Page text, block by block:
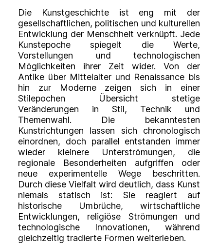
Die Kunstgeschichte ist eng mit der
gesellschaftlichen, politischen und kulturellen
Entwicklung der Menschheit verknüpft. Jede
Kunstepoche spiegelt die Werte,
Vorstellungen und technologischen
Möglichkeiten ihrer Zeit wider. Von der
Antike über Mittelalter und Renaissance bis
hin zur Moderne zeigen sich in einer
Stilepochen Übersicht stetige
Veränderungen in Stil, Technik und
Themenwahl. Die bekanntesten
Kunstrichtungen lassen sich chronologisch
einordnen, doch parallel entstanden immer
wieder kleinere Unterströmungen, die
regionale Besonderheiten aufgriffen oder
neue experimentelle Wege beschritten.
Durch diese Vielfalt wird deutlich, dass Kunst
niemals statisch ist: Sie reagiert auf
historische Umbrüche, wirtschaftliche
Entwicklungen, religiöse Strömungen und
technologische Innovationen, während
gleichzeitig tradierte Formen weiterleben.